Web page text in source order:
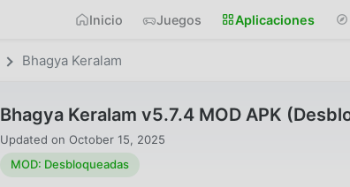
Inicio Juegos Aplicaciones
Bhagya Keralam
Bhagya Keralam v5.7.4 MOD APK
Updated on October 15, 2025
MOD: Desbloqueadas